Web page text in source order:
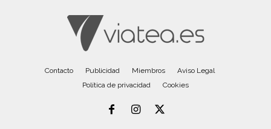
Contacto Publicidad Miembros
Aviso Legal
Política de privacidad
Cookies